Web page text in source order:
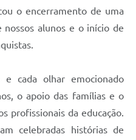
o encerramento de uma
alunos e o início de
e cada olhar emocionado
o apoio das famílias e o
profissionais da educação.
celebradas histórias de